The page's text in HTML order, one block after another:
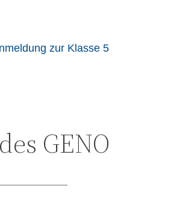
zur Klasse 5
GENO